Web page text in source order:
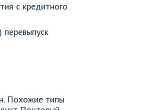
с кредитного
перевыпуск
Похожие типы